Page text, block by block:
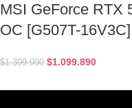
MSI GeForce RTX
OC [G507T-16V3C]
$1.399.990 $1.099.890